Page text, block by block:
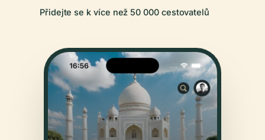
Přidejte se k více než 50 000 cestovatelů